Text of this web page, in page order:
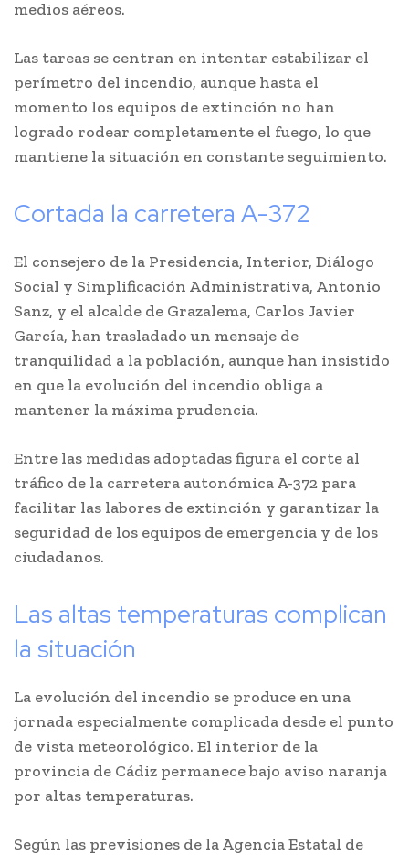
medios aéreos.
Las tareas se centran en intentar estabilizar el
perímetro del incendio, aunque hasta el
momento los equipos de extinción no han
logrado rodear completamente el fuego, lo que
mantiene la situación en constante seguimiento.
Cortada la carretera A-372
El consejero de la Presidencia, Interior, Diálogo
Social y Simplificación Administrativa, Antonio
Sanz, y el alcalde de Grazalema, Carlos Javier
García, han trasladado un mensaje de
tranquilidad a la población, aunque han insistido
en que la evolución del incendio obliga a
mantener la máxima prudencia.
Entre las medidas adoptadas figura el corte al
tráfico de la carretera autonómica A-372 para
facilitar las labores de extinción y garantizar la
seguridad de los equipos de emergencia y de los
ciudadanos.
Las altas temperaturas complican
la situación
La evolución del incendio se produce en una
jornada especialmente complicada desde el punto
de vista meteorológico. El interior de la
provincia de Cádiz permanece bajo aviso naranja
por altas temperaturas.
Según las previsiones de la Agencia Estatal de